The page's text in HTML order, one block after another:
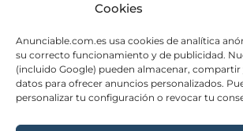
Cookies
Anunciable.com.es usa cookies de analítica
su correcto funcionamiento y de publicidad.
(incluido Google) pueden almacenar,
datos para ofrecer anuncios personalizados.
personalizar tu configuración o revocar tu
Los cereales sostenibles representan
Fábrica de Canapés en Barcelona: La
tu Descanso
Las ventajas de contratar una
carpas para tus eventos